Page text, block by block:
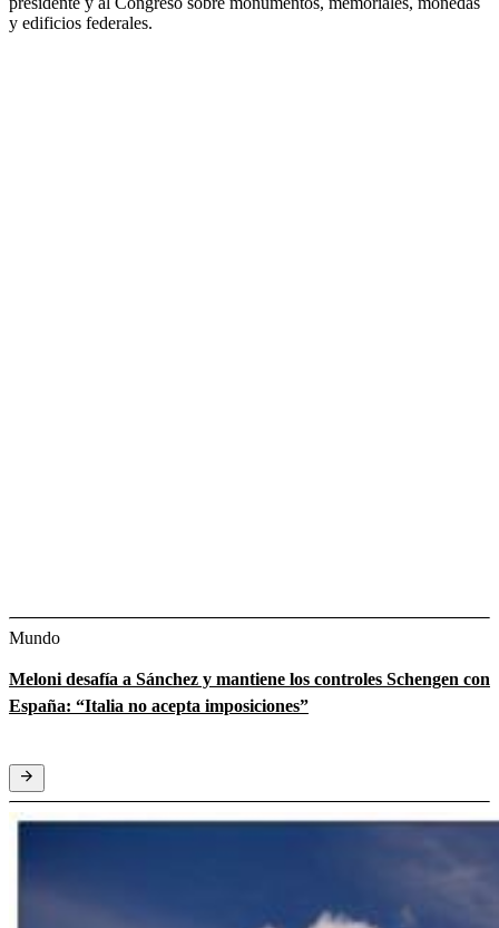
y edificios federales.
Mundo
Meloni desafía a Sánchez y mantiene los controles Schengen con
España: “Italia no acepta imposiciones”